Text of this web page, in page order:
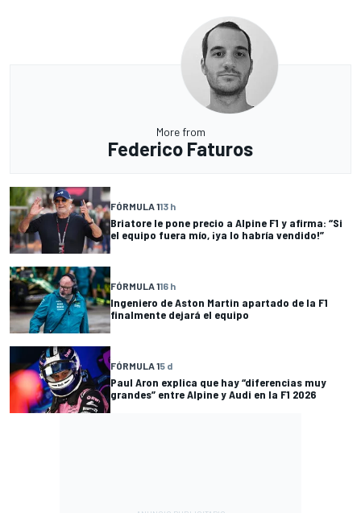
More from
Federico Faturos
FÓRMULA 113 h
Briatore le pone precio a Alpine F1 y afirma: “Si
el equipo fuera mío, ¡ya lo habría vendido!”
FÓRMULA 116 h
Ingeniero de Aston Martin apartado de la F1
finalmente dejará el equipo
FÓRMULA 15 d
Paul Aron explica que hay “diferencias muy
grandes” entre Alpine y Audi en la F1 2026